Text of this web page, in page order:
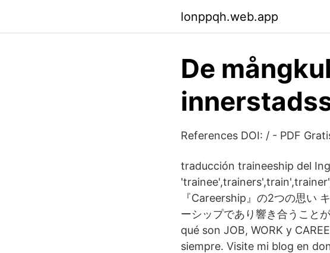
lonppqh.web.app
De
References DOI: / - PDF
traducción traineeship del
『Careership』の2つの思い
ーシップであり響き合うこと
qué son JOB, WORK y
siempre. Visite mi blog en